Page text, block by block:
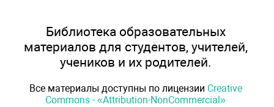
Библиотека образовательных
материалов для студентов, учителей,
учеников и их родителей.
Все материалы доступны по лицензии Creative
Commons - «Attribution-NonCommercial»